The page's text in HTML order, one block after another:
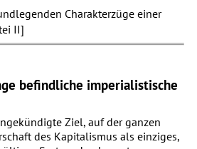
Charakterzüge einer
II]
befindliche imperialistische
Ziel, auf der ganzen
des Kapitalismus als einziges,